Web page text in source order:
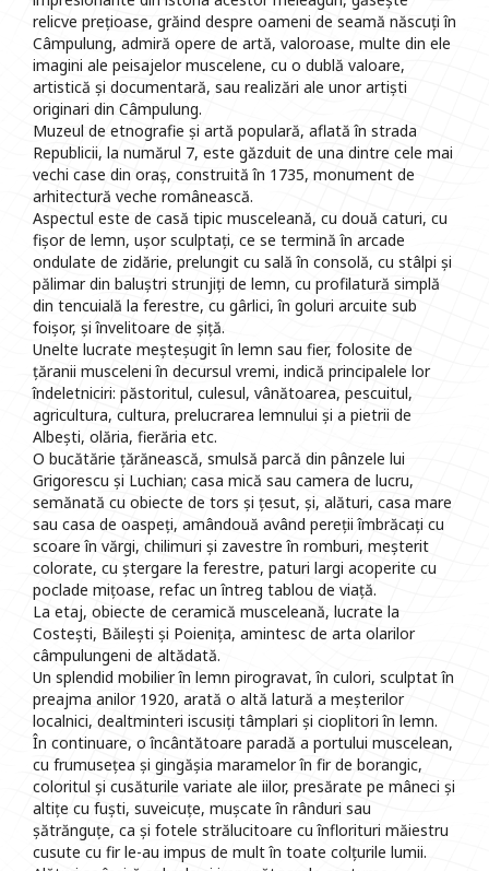
relicve prețioase, grăind despre oameni de seamă născuți în
Câmpulung, admiră opere de artă, valoroase, multe din ele
imagini ale peisajelor muscelene, cu o dublă valoare,
artistică și documentară, sau realizări ale unor artiști
originari din Câmpulung.
Muzeul de etnografie și artă populară, aflată în strada
Republicii, la numărul 7, este găzduit de una dintre cele mai
vechi case din oraș, construită în 1735, monument de
arhitectură veche românească.
Aspectul este de casă tipic musceleană, cu două caturi, cu
fișor de lemn, ușor sculptați, ce se termină în arcade
ondulate de zidărie, prelungit cu sală în consolă, cu stâlpi și
pălimar din baluștri strunjiți de lemn, cu profilatură simplă
din tencuială la ferestre, cu gârlici, în goluri arcuite sub
foișor, și învelitoare de șiță.
Unelte lucrate meșteșugit în lemn sau fier, folosite de
țăranii musceleni în decursul vremi, indică principalele lor
îndeletniciri: păstoritul, culesul, vânătoarea, pescuitul,
agricultura, cultura, prelucrarea lemnului și a pietrii de
Albești, olăria, fierăria etc.
O bucătărie țărănească, smulsă parcă din pânzele lui
Grigorescu și Luchian; casa mică sau camera de lucru,
semănată cu obiecte de tors și țesut, și, alături, casa mare
sau casa de oaspeți, amândouă având pereții îmbrăcați cu
scoare în vărgi, chilimuri și zavestre în romburi, meșterit
colorate, cu ștergare la ferestre, paturi largi acoperite cu
poclade mițoase, refac un întreg tablou de viață.
La etaj, obiecte de ceramică musceleană, lucrate la
Costești, Băilești și Poienița, amintesc de arta olarilor
câmpulungeni de altădată.
Un splendid mobilier în lemn pirogravat, în culori, sculptat în
preajma anilor 1920, arată o altă latură a meșterilor
localnici, dealtminteri iscusiți tâmplari și cioplitori în lemn.
În continuare, o încântătoare paradă a portului muscelean,
cu frumusețea și gingășia maramelor în fir de borangic,
coloritul și cusăturile variate ale iilor, presărate pe mâneci și
altițe cu fuști, suveicuțe, mușcate în rânduri sau
șătrănguțe, ca și fotele strălucitoare cu înflorituri măiestru
cusute cu fir le-au impus de mult în toate colțurile lumii.